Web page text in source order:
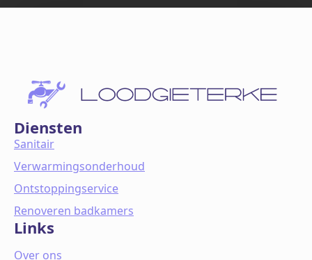
Diensten
Sanitair
Verwarmingsonderhoud
Ontstoppingservice
Renoveren badkamers
Links
Over ons